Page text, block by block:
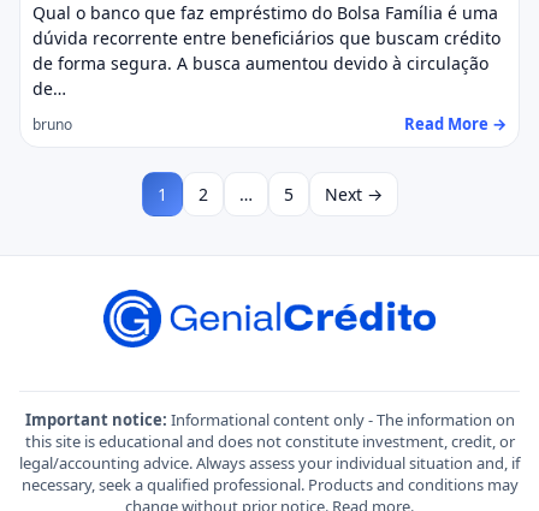
Qual o banco que faz empréstimo do Bolsa Família é uma
dúvida recorrente entre beneficiários que buscam crédito
de forma segura. A busca aumentou devido à circulação
de…
bruno Read More →
1 2 … 5 Next →
Important notice: Informational content only - The information on
this site is educational and does not constitute investment, credit, or
legal/accounting advice. Always assess your individual situation and, if
necessary, seek a qualified professional. Products and conditions may
change without prior notice. Read more.